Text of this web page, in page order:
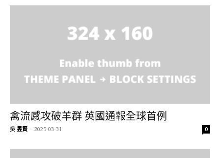
禽流感攻破羊群 英國通報全球首例
吳 昱賢 - 2025-03-31 0